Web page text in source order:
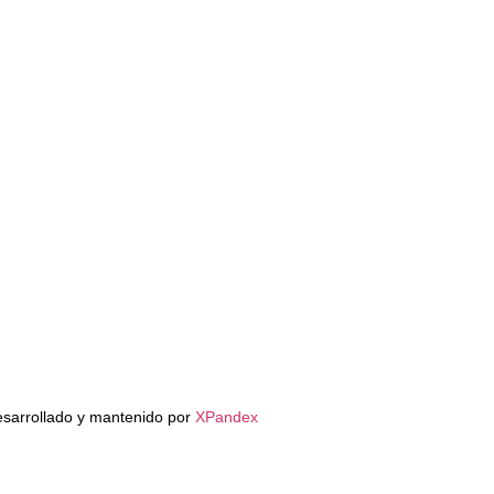
y mantenido por XPandex